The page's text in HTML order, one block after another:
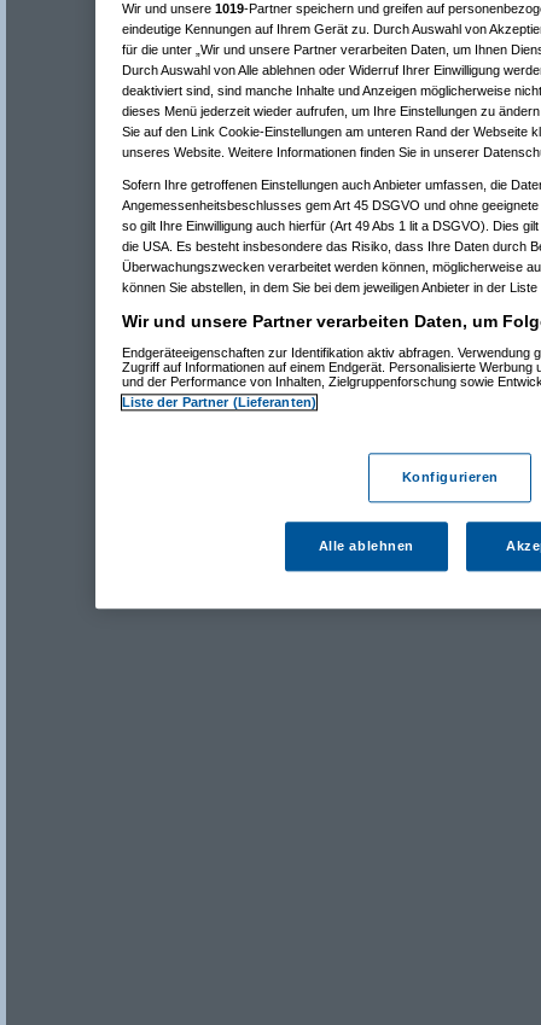
Wir und unsere 1019-Partner speichern und greifen auf
eindeutige Kennungen auf Ihrem Gerät zu. Durch Auswahl von
für die unter „Wir und unsere Partner verarbeiten Daten, um Ihnen
Durch Auswahl von Alle ablehnen oder Widerruf Ihrer Einwilligung
deaktiviert sind, sind manche Inhalte und Anzeigen möglicherweise
dieses Menü jederzeit wieder aufrufen, um Ihre Einstellungen zu
Sie auf den Link Cookie-Einstellungen am unteren Rand der Webseite
unseres Website. Weitere Informationen finden Sie in unserer
Sofern Ihre getroffenen Einstellungen auch Anbieter umfassen, die
Angemessenheitsbeschlusses gem Art 45 DSGVO und ohne
so gilt Ihre Einwilligung auch hierfür (Art 49 Abs 1 lit a DSGVO). Dies
die USA. Es besteht insbesondere das Risiko, dass Ihre Daten durch
Überwachungszwecken verarbeitet werden können, möglicherweise
können Sie abstellen, in dem Sie bei dem jeweiligen Anbieter in der
Wir und unsere Partner verarbeiten Daten, um
Endgeräteeigenschaften zur Identifikation aktiv abfragen. Verwendung
Zugriff auf Informationen auf einem Endgerät. Personalisierte Werbung
und der Performance von Inhalten, Zielgruppenforschung sowie
Liste der Partner (Lieferanten)
Konfigurieren
Alle ablehnen